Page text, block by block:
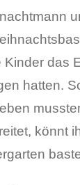
Kinder das
hatten.
könnt